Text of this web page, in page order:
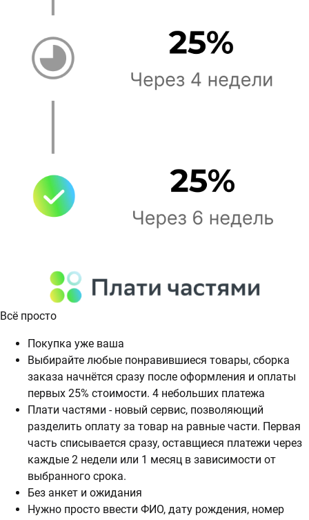
Всё просто
Покупка уже ваша
Выбирайте любые понравившиеся товары, сборка
заказа начнётся сразу после оформления и оплаты
первых 25% стоимости. 4 небольших платежа
Плати частями - новый сервис, позволяющий
разделить оплату за товар на равные части. Первая
часть списывается сразу, оставщиеся платежи через
каждые 2 недели или 1 месяц в зависимости от
выбранного срока.
Без анкет и ожидания
Нужно просто ввести ФИО, дату рождения, номер